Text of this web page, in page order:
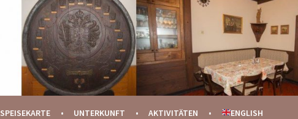
SPEISEKARTE UNTERKUNFT AKTIVITÄTEN ENGLISH